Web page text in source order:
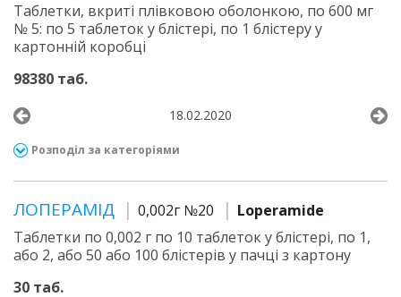
Таблетки, вкриті плівковою оболонкою, по 600 мг
№ 5: по 5 таблеток у блістері, по 1 блістеру у
картонній коробці
98380 таб.
18.02.2020
Розподіл за категоріями
ЛОПЕРАМІД 0,002г №20
Loperamide
Таблетки по 0,002 г по 10 таблеток у блістері, по 1,
або 2, або 50 або 100 блістерів у пачці з картону
30 таб.